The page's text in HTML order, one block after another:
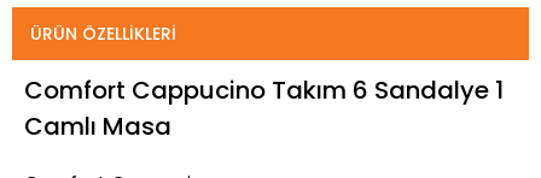
ÜRÜN ÖZELLIKLERI
Comfort Cappucino Takım 6 Sandalye 1
Camlı Masa